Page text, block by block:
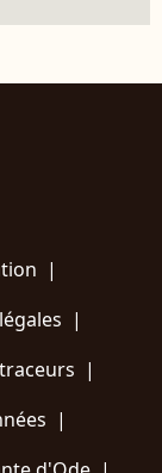
|
|
|
|